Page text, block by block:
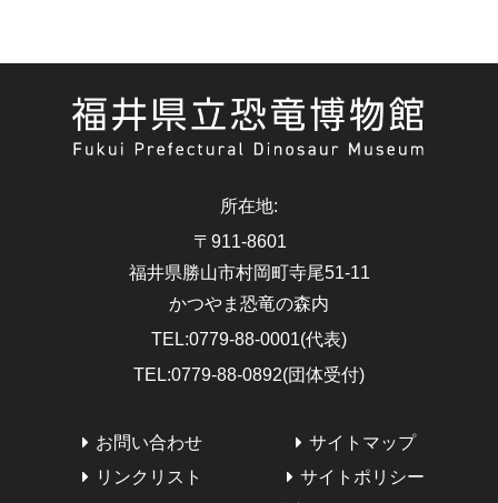
所在地:
〒911-8601
福井県勝山市村岡町寺尾51-11
かつやま恐竜の森内
TEL:0779-88-0001(代表)
TEL:0779-88-0892(団体受付)
お問い合わせ
サイトマップ
リンクリスト
サイトポリシー